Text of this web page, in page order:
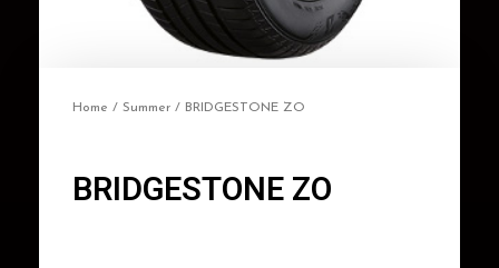
Home / Summer / BRIDGESTONE ZO
BRIDGESTONE ZO